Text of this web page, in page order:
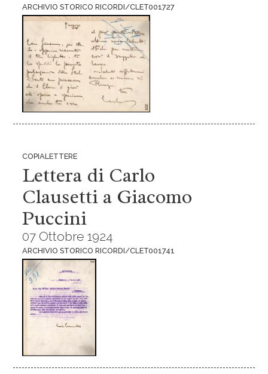
ARCHIVIO STORICO RICORDI/CLET001727
COPIALETTERE
Lettera di Carlo
Clausetti a Giacomo
Puccini
07 Ottobre 1924
ARCHIVIO STORICO RICORDI/CLET001741